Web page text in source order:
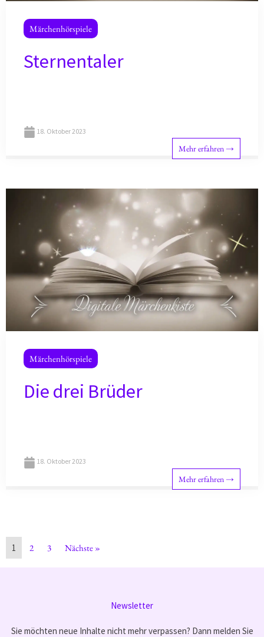
Märchenhörspiele
Sternentaler
18. Oktober 2023
Mehr erfahren →
Märchenhörspiele
Die drei Brüder
18. Oktober 2023
Mehr erfahren →
1 2 3 Nächste »
Newsletter
Sie möchten neue Inhalte nicht mehr verpassen? Dann melden Sie